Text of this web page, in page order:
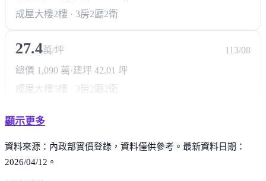
成屋大樓2樓 · 3房2廳2衛
27.4萬/坪
113/08
總價 1,090 萬 ·建坪 42.01 坪
成屋大樓5樓 · 3房2廳2衛
顯示更多
資料來源：內政部實價登錄，資料僅供參考。最新資料日期：
2026/04/12。